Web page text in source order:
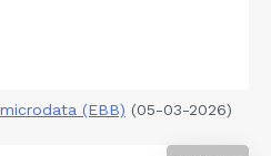
(EBB) (05-03-2026)